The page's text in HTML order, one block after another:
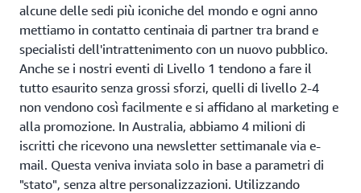
alcune delle sedi più iconiche del mondo e ogni anno
mettiamo in contatto centinaia di partner tra brand e
specialisti dell'intrattenimento con un nuovo pubblico.
Anche se i nostri eventi di Livello 1 tendono a fare il
tutto esaurito senza grossi sforzi, quelli di livello 2-4
non vendono così facilmente e si affidano al marketing e
alla promozione. In Australia, abbiamo 4 milioni di
iscritti che ricevono una newsletter settimanale via e-
mail. Questa veniva inviata solo in base a parametri di
"stato", senza altre personalizzazioni. Utilizzando